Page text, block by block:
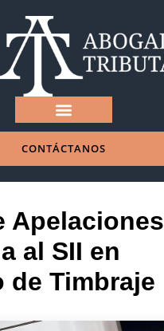
CONTÁCTANOS
Apelaciones
al SII en
de Timbraje